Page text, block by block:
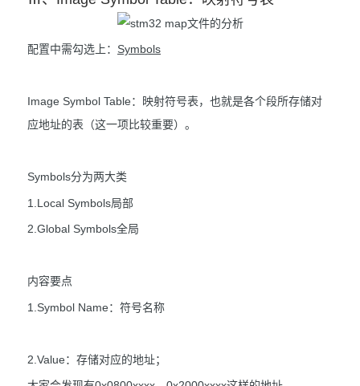
配置中需勾选上： Symbols
Image Symbol Table：映射符号表，也就是各个段所存储对
应地址的表（这一项比较重要）。
Symbols分为两大类
1.Local Symbols局部
2.Global Symbols全局
内容要点
1.Symbol Name：符号名称
2.Value：存储对应的地址；